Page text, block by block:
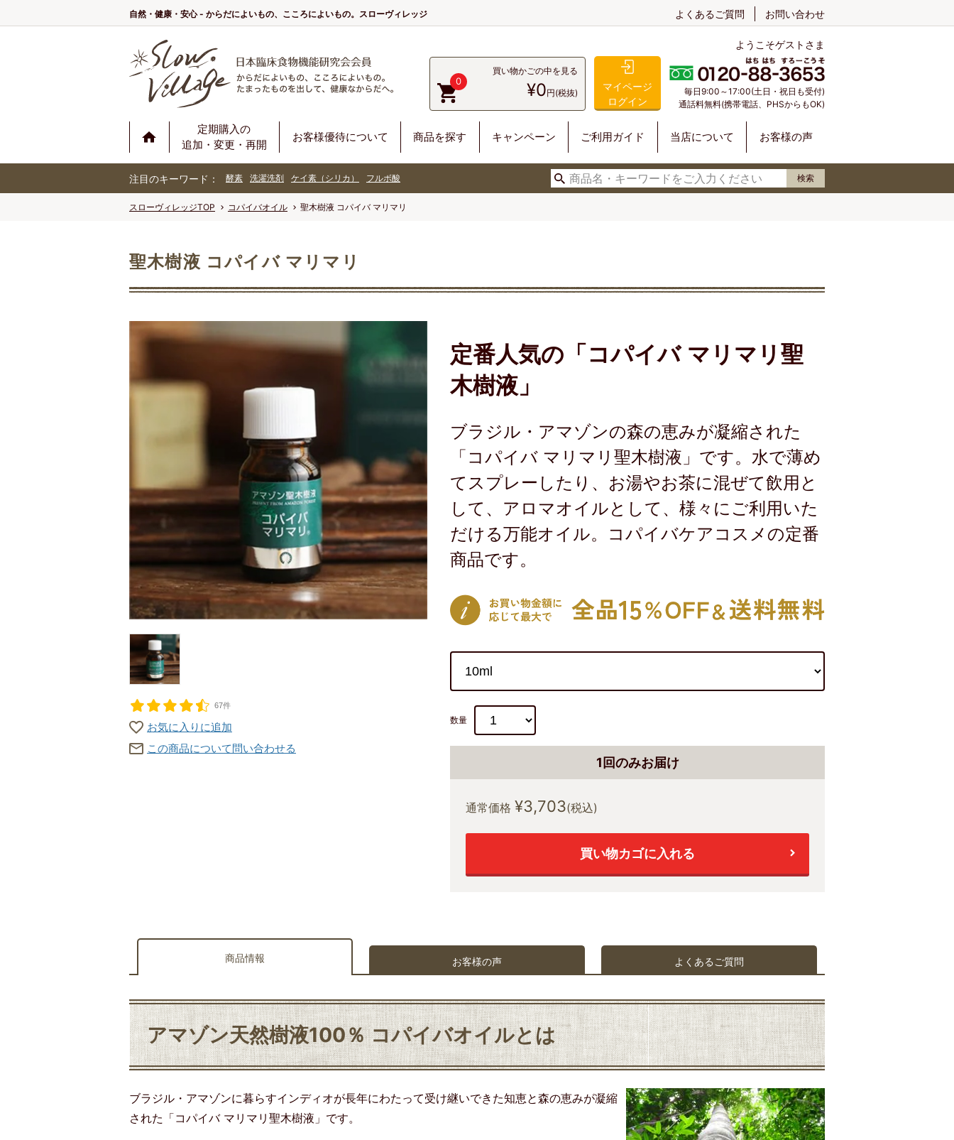
自然・健康・安心 - からだによいもの、こころによいもの。スローヴィレッジ よくあるご質問 お問い合わせ
ようこそゲストさま
0
買い物かごの中を見る
¥0円(税抜)
マイページ
ログイン
毎日9:00～17:00(土日・祝日も受付)
通話料無料(携帯電話、PHSからもOK)
定期購入の
追加・変更・再開
お客様優待について 商品を探す キャンペーン ご利用ガイド 当店について お客様の声
注目のキーワード： 酵素 洗濯洗剤 ケイ素（シリカ） フルボ酸 検索
スローヴィレッジTOP コパイバオイル 聖木樹液 コパイバ マリマリ
聖木樹液 コパイバ マリマリ
67件
お気に入りに追加
この商品について問い合わせる
定番人気の「コパイバ マリマリ聖
木樹液」
ブラジル・アマゾンの森の恵みが凝縮された
「コパイバ マリマリ聖木樹液」です。水で薄め
てスプレーしたり、お湯やお茶に混ぜて飲用と
して、アロマオイルとして、様々にご利用いた
だける万能オイル。コパイバケアコスメの定番
商品です。
数量
1回のみお届け
通常価格 ¥3,703(税込)
買い物カゴに入れる
商品情報 お客様の声 よくあるご質問
アマゾン天然樹液100％ コパイバオイルとは
ブラジル・アマゾンに暮らすインディオが長年にわたって受け継いできた知恵と森の恵みが凝縮
された「コパイバ マリマリ聖木樹液」です。